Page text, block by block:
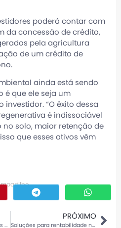
poderá contar com
da concessão de crédito,
pela agricultura
de um crédito de
ainda está sendo
é que ele seja um
“O êxito dessa
é indissociável
solo, maior retenção de
que esses ativos vêm
Tecnoshow movimenta mais de R$ 10 bilhões em negócios para o agro brasileiro e recebe público recorde em 2025
PRÓXIMO
Soluções para rentabilidade no agro além das commodities